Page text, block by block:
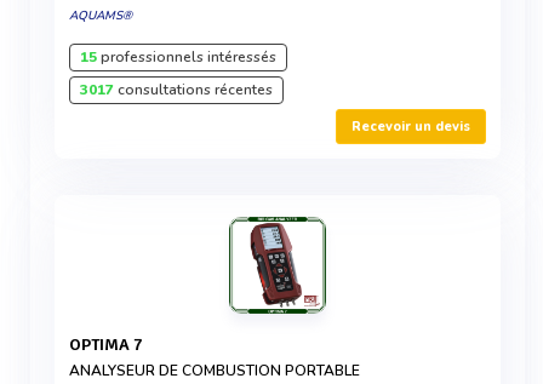
AQUAMS®
15professionnels intéressés
3017consultations récentes
Recevoir un devis
OPTIMA 7
ANALYSEUR DE COMBUSTION PORTABLE